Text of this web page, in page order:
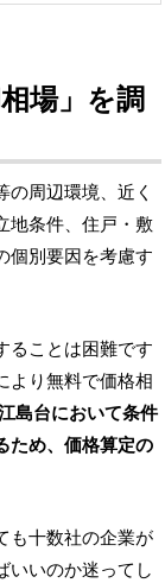
場」を調
周辺環境、近く
地条件、住戸・敷
個別要因を考慮す
ることは困難です
より無料で価格相
島台において条件
ため、価格算定の
も十数社の企業が
いいのか迷ってし